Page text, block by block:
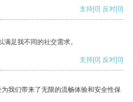
支持[0] 反对[0]
足我不同的社交需求。
支持[0] 反对[0]
我们带来了无限的流畅体验和安全性保